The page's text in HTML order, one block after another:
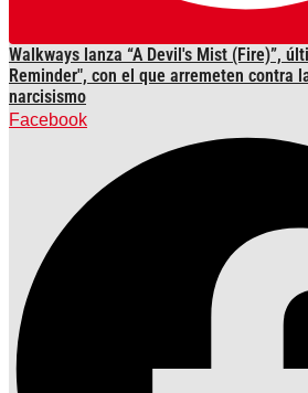
Walkways lanza “A Devil's Mist (Fire)”,
Reminder", con el que arremeten contra
narcisismo
Facebook